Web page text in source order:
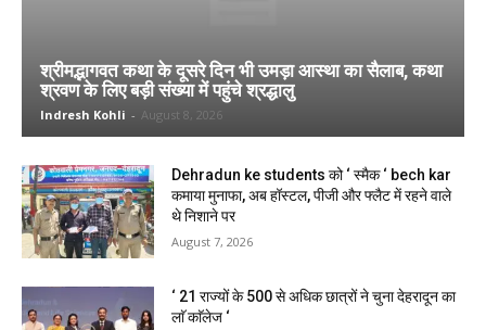
श्रीमद्भागवत कथा के दूसरे दिन भी उमड़ा आस्था का सैलाब, कथा
श्रवण के लिए बड़ी संख्या में पहुंचे श्रद्धालु
Indresh Kohli - August 8, 2026
Dehradun ke students को ‘ स्मैक ‘ bech kar
कमाया मुनाफा, अब हॉस्टल, पीजी और फ्लैट में रहने वाले
थे निशाने पर
August 7, 2026
‘ 21 राज्यों के 500 से अधिक छात्रों ने चुना देहरादून का
लाॅ काॅलेज ‘